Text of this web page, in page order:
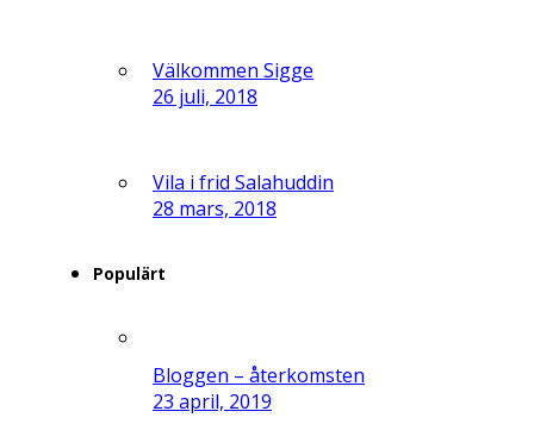
Välkommen Sigge
26 juli, 2018
Vila i frid Salahuddin
28 mars, 2018
Populärt
Bloggen – återkomsten
23 april, 2019